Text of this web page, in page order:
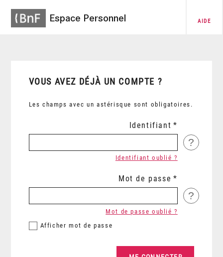
Espace Personnel AIDE
VOUS AVEZ DÉJÀ UN COMPTE ?
Les champs avec un astérisque sont obligatoires.
Identifiant
?
Identifiant oublié ?
Mot de passe
?
Afficher mot de passe
Mot de passe oublié ?